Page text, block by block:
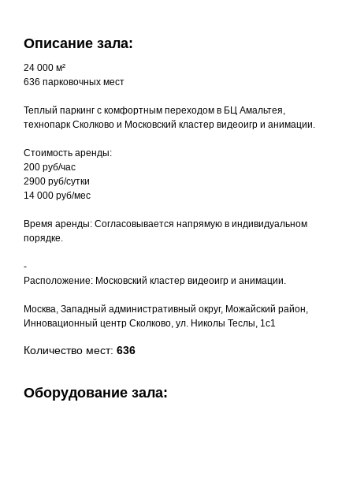
Описание зала:
24 000 м²
636 парковочных мест
Теплый паркинг с комфортным переходом в БЦ Амальтея,
технопарк Сколково и Московский кластер видеоигр и анимации.
Стоимость аренды:
200 руб/час
2900 руб/сутки
14 000 руб/мес
Время аренды: Согласовывается напрямую в индивидуальном
порядке.
-
Расположение: Московский кластер видеоигр и анимации.
Москва, Западный административный округ, Можайский район,
Инновационный центр Сколково, ул. Николы Теслы, 1с1
Количество мест: 636
Оборудование зала: